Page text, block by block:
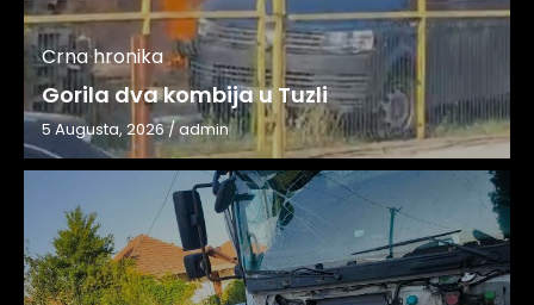
Crna hronika
Gorila dva kombija u Tuzli
5 Augusta, 2026/admin